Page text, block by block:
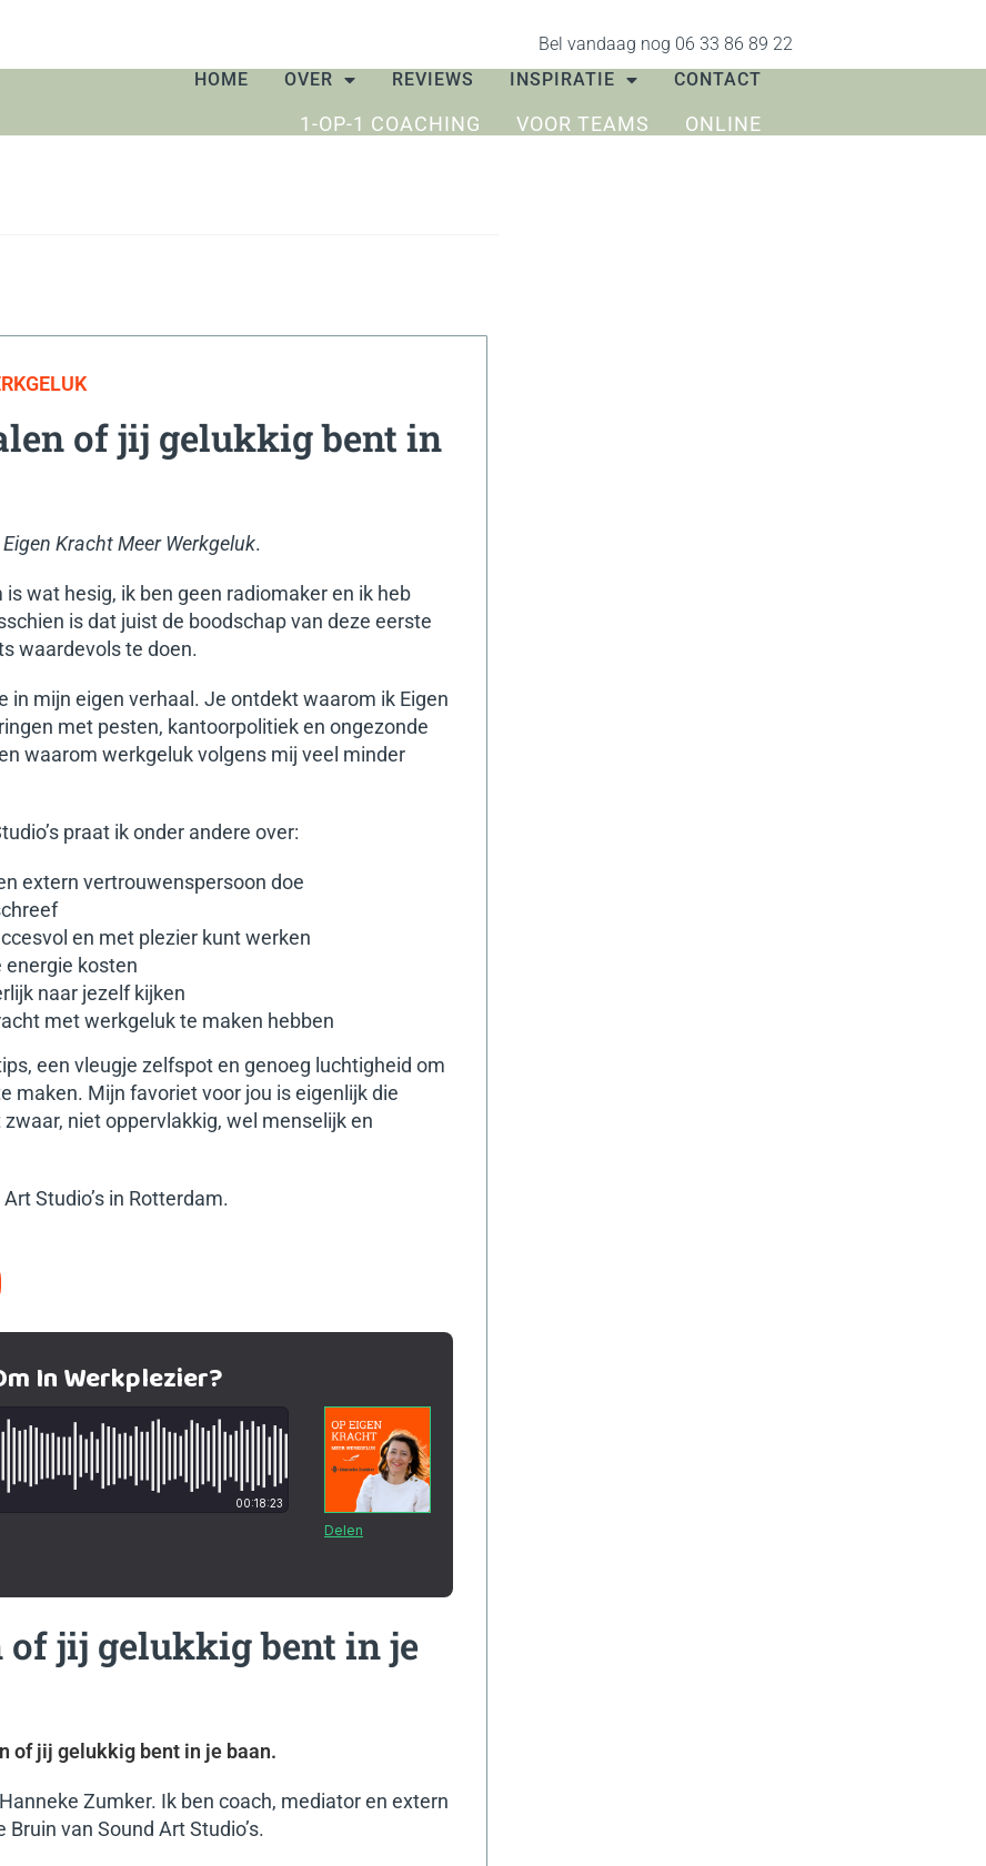
Bel vandaag nog 06 33 86 89 22
HOME
OVER REVIEWS INSPIRATIE CONTACT
1-OP-1 COACHING VOOR TEAMS ONLINE
of jij gelukkig bent in
Eigen Kracht Meer Werkgeluk.
wat hesig, ik ben geen radiomaker en ik heb
is dat juist de boodschap van deze eerste
waardevols te doen.
mijn eigen verhaal. Je ontdekt waarom ik Eigen
met pesten, kantoorpolitiek en ongezonde
waarom werkgeluk volgens mij veel minder
praat ik onder andere over:
extern vertrouwenspersoon doe
en met plezier kunt werken
energie kosten
naar jezelf kijken
met werkgeluk te maken hebben
een vleugje zelfspot en genoeg luchtigheid om
maken. Mijn favoriet voor jou is eigenlijk die
niet oppervlakkig, wel menselijk en
Studio’s in Rotterdam.
of jij gelukkig bent in je
of jij gelukkig bent in je baan.
Zumker. Ik ben coach, mediator en extern
van Sound Art Studio’s.